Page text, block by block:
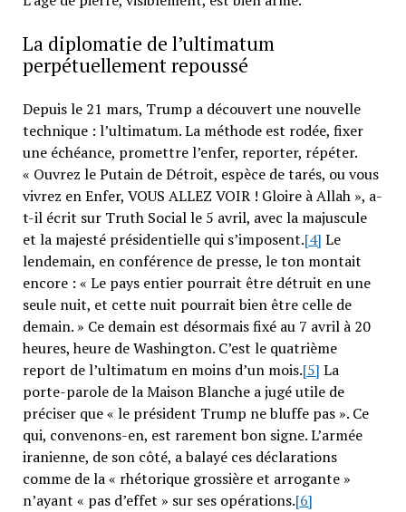
La diplomatie de l’ultimatum
perpétuellement repoussé
Depuis le 21 mars, Trump a découvert une nouvelle
technique : l’ultimatum. La méthode est rodée, fixer
une échéance, promettre l’enfer, reporter, répéter.
« Ouvrez le Putain de Détroit, espèce de tarés, ou vous
vivrez en Enfer, VOUS ALLEZ VOIR ! Gloire à Allah », a-
t-il écrit sur Truth Social le 5 avril, avec la majuscule
et la majesté présidentielle qui s’imposent.[4] Le
lendemain, en conférence de presse, le ton montait
encore : « Le pays entier pourrait être détruit en une
seule nuit, et cette nuit pourrait bien être celle de
demain. » Ce demain est désormais fixé au 7 avril à 20
heures, heure de Washington. C’est le quatrième
report de l’ultimatum en moins d’un mois.[5] La
porte-parole de la Maison Blanche a jugé utile de
préciser que « le président Trump ne bluffe pas ». Ce
qui, convenons-en, est rarement bon signe. L’armée
iranienne, de son côté, a balayé ces déclarations
comme de la « rhétorique grossière et arrogante »
n’ayant « pas d’effet » sur ses opérations.[6]